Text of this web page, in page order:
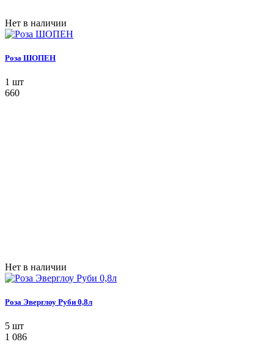
Нет в наличии
Роза ШОПЕН
1 шт
660
Нет в наличии
Роза Эверглоу Руби 0,8л
5 шт
1 086